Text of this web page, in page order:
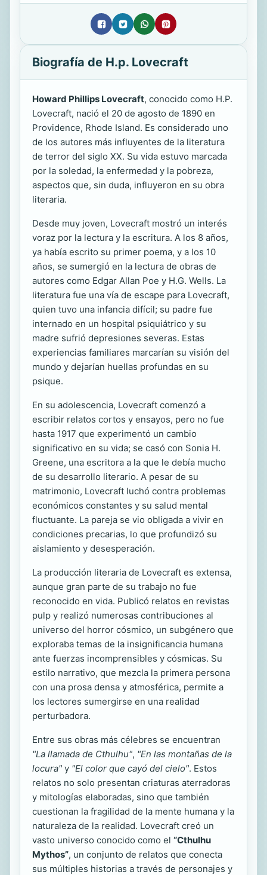
Biografía de H.p. Lovecraft
Howard Phillips Lovecraft, conocido como H.P.
Lovecraft, nació el 20 de agosto de 1890 en
Providence, Rhode Island. Es considerado uno
de los autores más influyentes de la literatura
de terror del siglo XX. Su vida estuvo marcada
por la soledad, la enfermedad y la pobreza,
aspectos que, sin duda, influyeron en su obra
literaria.
Desde muy joven, Lovecraft mostró un interés
voraz por la lectura y la escritura. A los 8 años,
ya había escrito su primer poema, y a los 10
años, se sumergió en la lectura de obras de
autores como Edgar Allan Poe y H.G. Wells. La
literatura fue una vía de escape para Lovecraft,
quien tuvo una infancia difícil; su padre fue
internado en un hospital psiquiátrico y su
madre sufrió depresiones severas. Estas
experiencias familiares marcarían su visión del
mundo y dejarían huellas profundas en su
psique.
En su adolescencia, Lovecraft comenzó a
escribir relatos cortos y ensayos, pero no fue
hasta 1917 que experimentó un cambio
significativo en su vida; se casó con Sonia H.
Greene, una escritora a la que le debía mucho
de su desarrollo literario. A pesar de su
matrimonio, Lovecraft luchó contra problemas
económicos constantes y su salud mental
fluctuante. La pareja se vio obligada a vivir en
condiciones precarias, lo que profundizó su
aislamiento y desesperación.
La producción literaria de Lovecraft es extensa,
aunque gran parte de su trabajo no fue
reconocido en vida. Publicó relatos en revistas
pulp y realizó numerosas contribuciones al
universo del horror cósmico, un subgénero que
exploraba temas de la insignificancia humana
ante fuerzas incomprensibles y cósmicas. Su
estilo narrativo, que mezcla la primera persona
con una prosa densa y atmosférica, permite a
los lectores sumergirse en una realidad
perturbadora.
Entre sus obras más célebres se encuentran
"La llamada de Cthulhu", "En las montañas de la
locura" y "El color que cayó del cielo". Estos
relatos no solo presentan criaturas aterradoras
y mitologías elaboradas, sino que también
cuestionan la fragilidad de la mente humana y la
naturaleza de la realidad. Lovecraft creó un
vasto universo conocido como el “Cthulhu
Mythos”, un conjunto de relatos que conecta
sus múltiples historias a través de personajes y